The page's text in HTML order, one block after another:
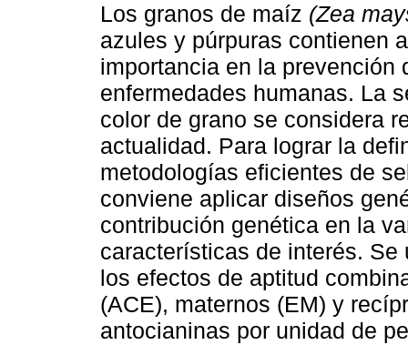
Los granos de maíz (Zea
azules y púrpuras contienen
importancia en la prevención
enfermedades humanas. La
color de grano se considera
actualidad. Para lograr la
metodologías eficientes de
conviene aplicar diseños
contribución genética en la
características de interés.
los efectos de aptitud
(ACE), maternos (EM) y
antocianinas por unidad de